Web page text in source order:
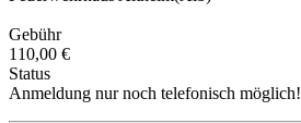
Gebühr
110,00 €
Status
Anmeldung nur noch telefonisch möglich!